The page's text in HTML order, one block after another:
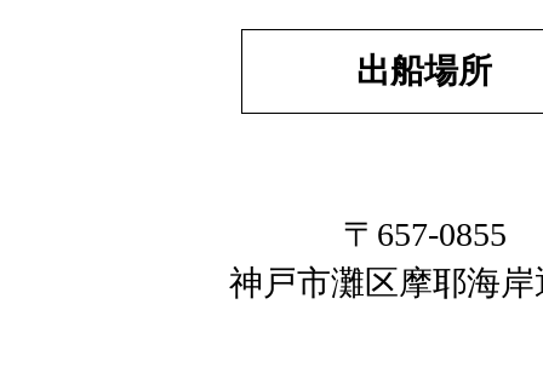
出船場所
〒657-0855
神戸市灘区摩耶海岸